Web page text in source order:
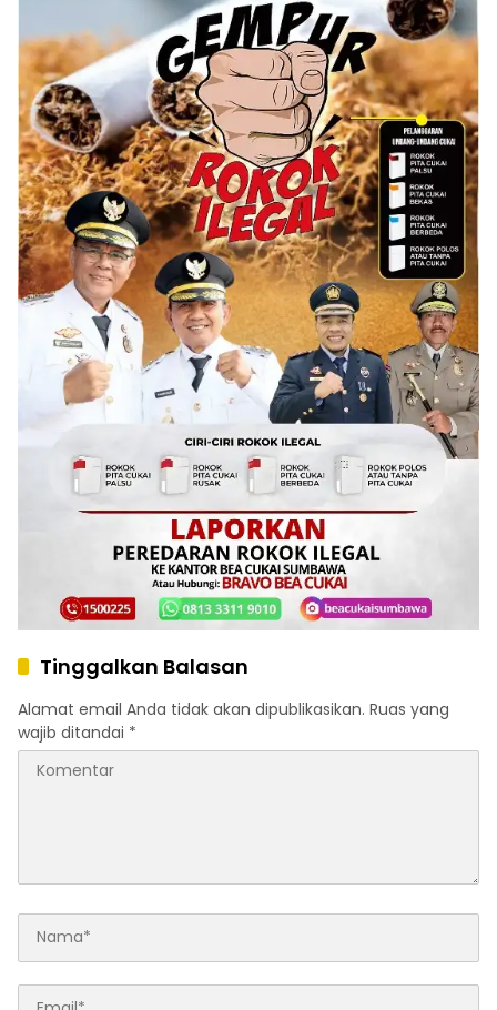
Tinggalkan Balasan
Alamat email Anda tidak akan dipublikasikan. Ruas yang
wajib ditandai *